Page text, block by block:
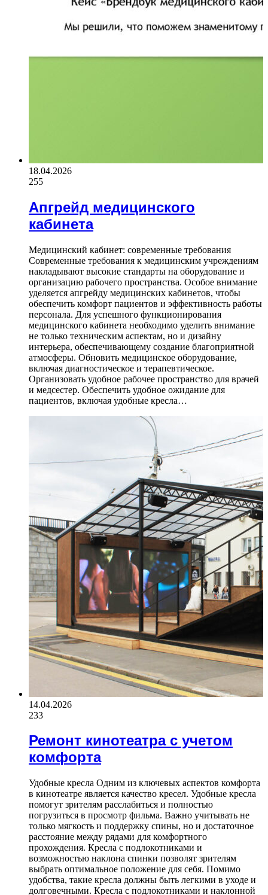
18.04.2026
255
Апгрейд медицинского
кабинета
Медицинский кабинет: современные требования
Современные требования к медицинским учреждениям
накладывают высокие стандарты на оборудование и
организацию рабочего пространства. Особое внимание
уделяется апгрейду медицинских кабинетов, чтобы
обеспечить комфорт пациентов и эффективность работы
персонала. Для успешного функционирования
медицинского кабинета необходимо уделить внимание
не только техническим аспектам, но и дизайну
интерьера, обеспечивающему создание благоприятной
атмосферы. Обновить медицинское оборудование,
включая диагностическое и терапевтическое.
Организовать удобное рабочее пространство для врачей
и медсестер. Обеспечить удобное ожидание для
пациентов, включая удобные кресла…
14.04.2026
233
Ремонт кинотеатра с учетом
комфорта
Удобные кресла Одним из ключевых аспектов комфорта
в кинотеатре является качество кресел. Удобные кресла
помогут зрителям расслабиться и полностью
погрузиться в просмотр фильма. Важно учитывать не
только мягкость и поддержку спины, но и достаточное
расстояние между рядами для комфортного
прохождения. Кресла с подлокотниками и
возможностью наклона спинки позволят зрителям
выбрать оптимальное положение для себя. Помимо
удобства, такие кресла должны быть легкими в уходе и
долговечными. Кресла с подлокотниками и наклонной